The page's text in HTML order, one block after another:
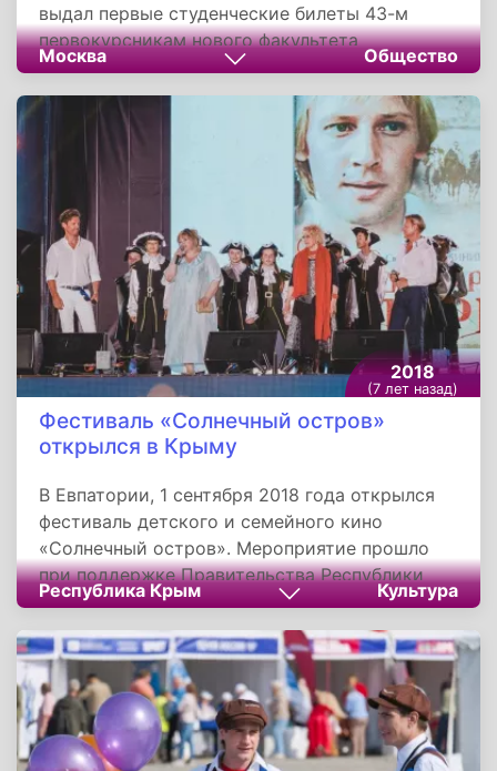
выдал первые студенческие билеты 43-м
первокурсникам нового факультета
космических исследований. В Церемонии
приняли участие ректор МГУ академик
Виктор Садовничий, декан факультета
космических исследований Василий Сазонов,
дважды Герой СССР, руководитель полета
российского сегмента Международной
космической станции Владимир Соловьев и
Исполнительный директор по персоналу
Госкорпорации «РОСКОСМОС» Алла
Вучкович.
Москва Общество
2018
(7 лет назад)
Фестиваль «Солнечный остров»
открылся в Крыму
В Евпатории, 1 сентября 2018 года открылся
фестиваль детского и семейного кино
«Солнечный остров». Мероприятие прошло
при поддержке Правительства Республики
Крым. Открытие состоялось при участии
народного артиста Российской Федерации
Дмитрия Харатьяна. В рамках церемонии
открытия фестиваля была представлена
премьерная программа «Магия кино».
Республика Крым Культура